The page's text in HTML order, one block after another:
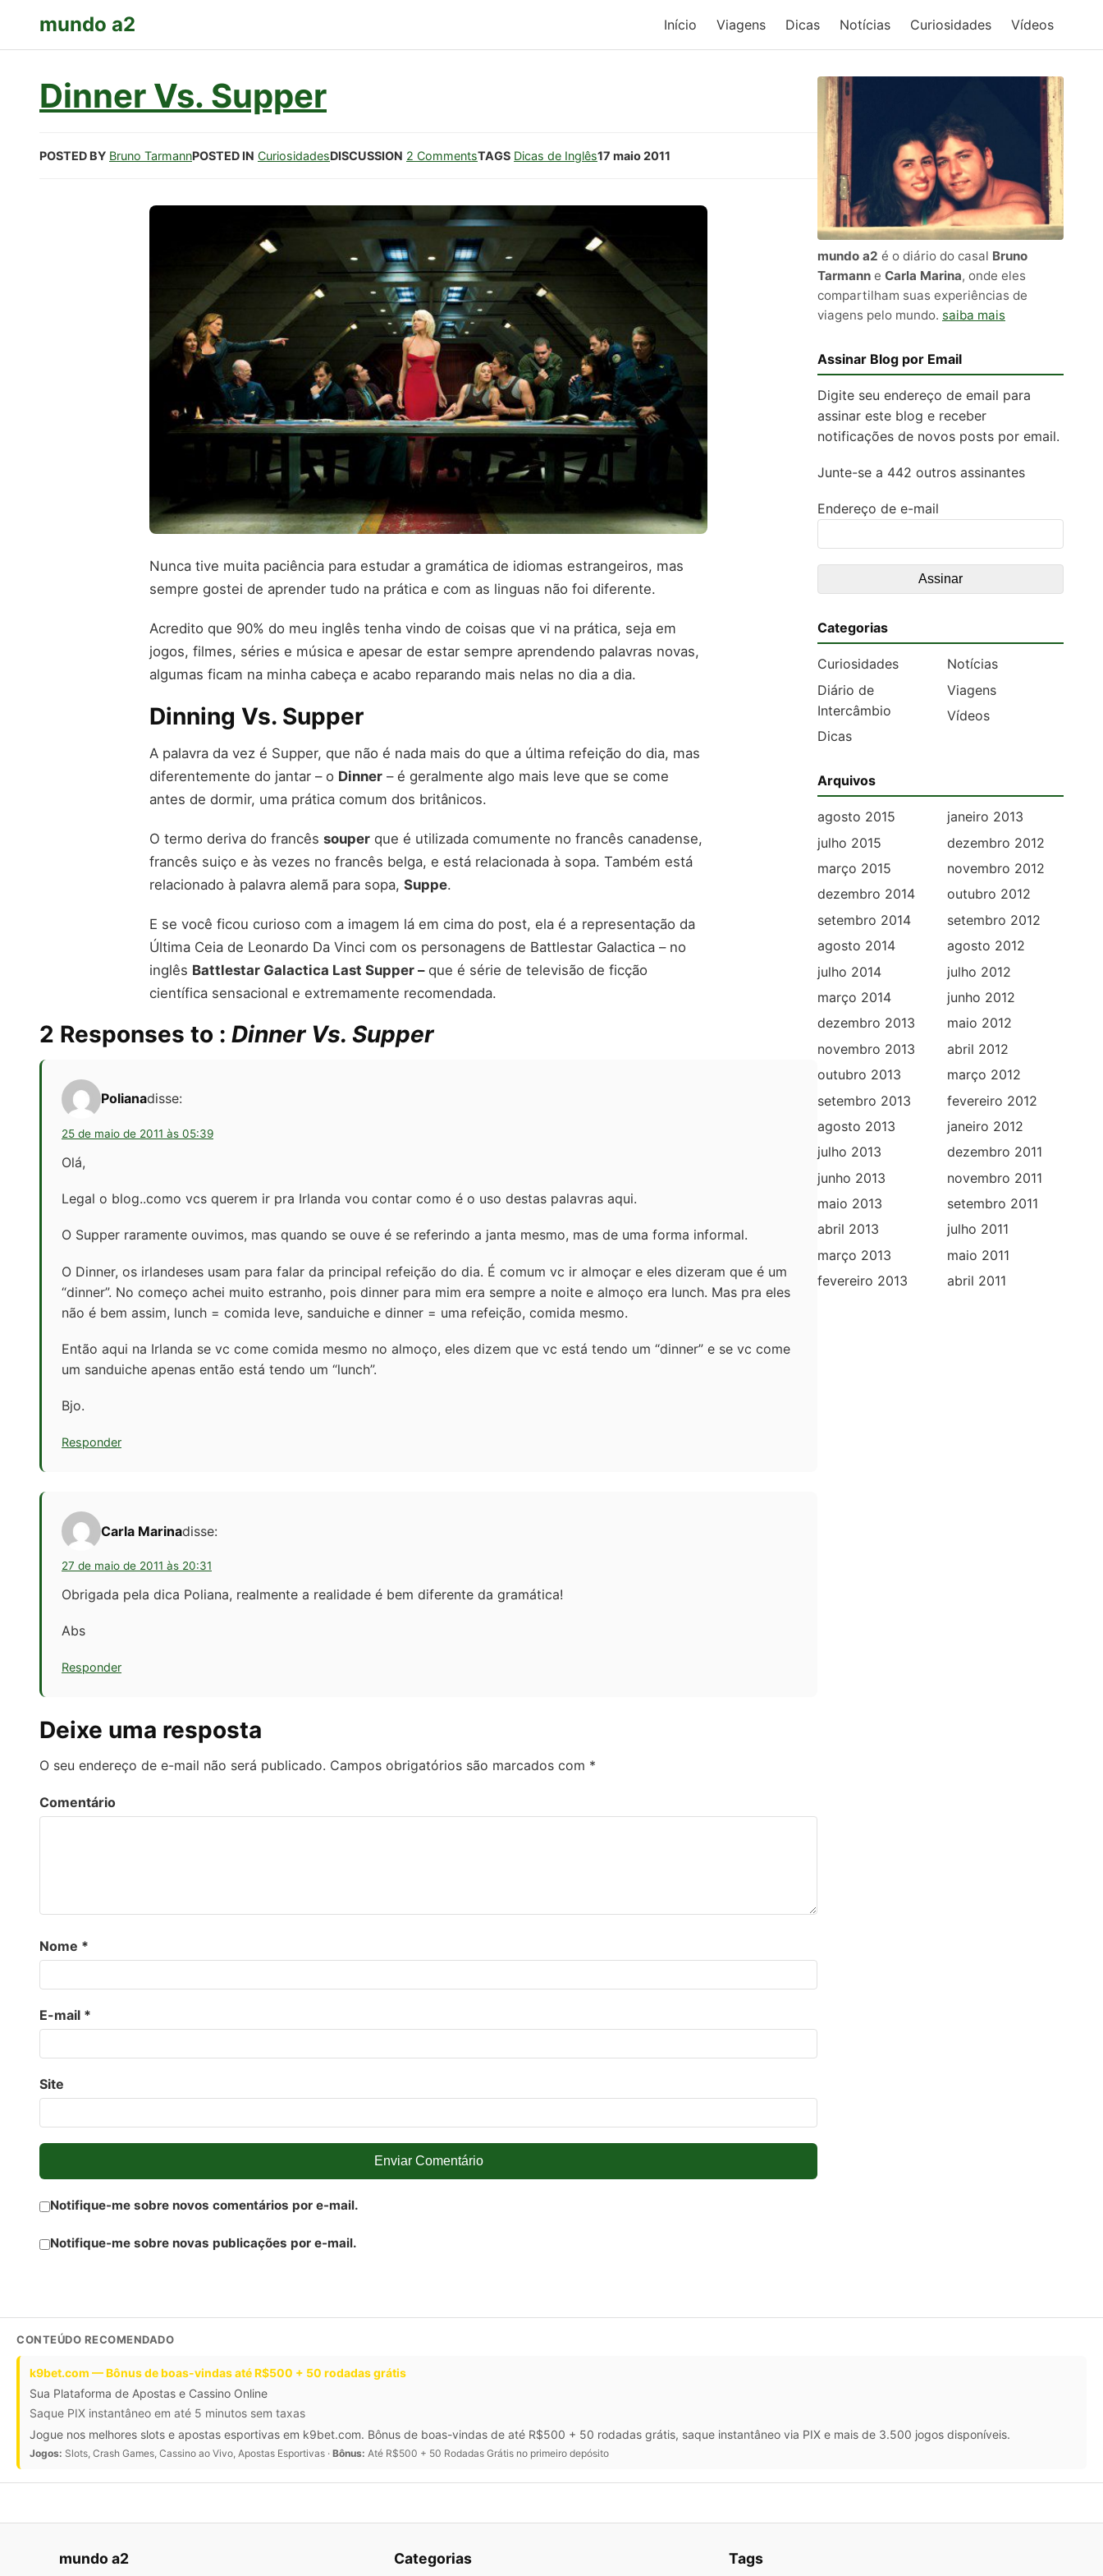
mundo a2 Início Viagens Dicas Notícias Curiosidades Vídeos
Dinner Vs. Supper
POSTED BY Bruno TarmannPOSTED IN CuriosidadesDISCUSSION 2 CommentsTAGS Dicas de Inglês17 maio 2011
Nunca tive muita paciência para estudar a gramática de idiomas estrangeiros, mas
sempre gostei de aprender tudo na prática e com as linguas não foi diferente.
Acredito que 90% do meu inglês tenha vindo de coisas que vi na prática, seja em
jogos, filmes, séries e música e apesar de estar sempre aprendendo palavras novas,
algumas ficam na minha cabeça e acabo reparando mais nelas no dia a dia.
Dinning Vs. Supper
A palavra da vez é Supper, que não é nada mais do que a última refeição do dia, mas
diferentemente do jantar – o Dinner – é geralmente algo mais leve que se come
antes de dormir, uma prática comum dos britânicos.
O termo deriva do francês souper que é utilizada comumente no francês canadense,
francês suiço e às vezes no francês belga, e está relacionada à sopa. Também está
relacionado à palavra alemã para sopa, Suppe.
E se você ficou curioso com a imagem lá em cima do post, ela é a representação da
Última Ceia de Leonardo Da Vinci com os personagens de Battlestar Galactica – no
inglês Battlestar Galactica Last Supper –que é série de televisão de ficção
científica sensacional e extremamente recomendada.
2 Responses to : Dinner Vs. Supper
Polianadisse:
25 de maio de 2011 às 05:39
Olá,
Legal o blog..como vcs querem ir pra Irlanda vou contar como é o uso destas palavras aqui.
O Supper raramente ouvimos, mas quando se ouve é se referindo a janta mesmo, mas de uma forma informal.
O Dinner, os irlandeses usam para falar da principal refeição do dia. É comum vc ir almoçar e eles dizeram que é um
“dinner”. No começo achei muito estranho, pois dinner para mim era sempre a noite e almoço era lunch. Mas pra eles
não é bem assim, lunch = comida leve, sanduiche e dinner = uma refeição, comida mesmo.
Então aqui na Irlanda se vc come comida mesmo no almoço, eles dizem que vc está tendo um “dinner” e se vc come
um sanduiche apenas então está tendo um “lunch”.
Bjo.
Responder
Carla Marinadisse:
27 de maio de 2011 às 20:31
Obrigada pela dica Poliana, realmente a realidade é bem diferente da gramática!
Abs
Responder
Deixe uma resposta
O seu endereço de e-mail não será publicado. Campos obrigatórios são marcados com *
Comentário
Nome *
E-mail *
Site
Notifique-me sobre novos comentários por e-mail.
Notifique-me sobre novas publicações por e-mail.
mundo a2 é o diário do casal Bruno
Tarmann e Carla Marina, onde eles
compartilham suas experiências de
viagens pelo mundo. saiba mais
Assinar Blog por Email
Digite seu endereço de email para
assinar este blog e receber
notificações de novos posts por email.
Junte-se a 442 outros assinantes
Endereço de e-mail
Categorias
Curiosidades
Diário de
Intercâmbio
Dicas
Notícias
Viagens
Vídeos
Arquivos
agosto 2015
julho 2015
março 2015
dezembro 2014
setembro 2014
agosto 2014
julho 2014
março 2014
dezembro 2013
novembro 2013
outubro 2013
setembro 2013
agosto 2013
julho 2013
junho 2013
maio 2013
abril 2013
março 2013
fevereiro 2013
janeiro 2013
dezembro 2012
novembro 2012
outubro 2012
setembro 2012
agosto 2012
julho 2012
junho 2012
maio 2012
abril 2012
março 2012
fevereiro 2012
janeiro 2012
dezembro 2011
novembro 2011
setembro 2011
julho 2011
maio 2011
abril 2011
CONTEÚDO RECOMENDADO
k9bet.com — Bônus de boas-vindas até R$500 + 50 rodadas grátis
Sua Plataforma de Apostas e Cassino Online
Saque PIX instantâneo em até 5 minutos sem taxas
Jogue nos melhores slots e apostas esportivas em k9bet.com. Bônus de boas-vindas de até R$500 + 50 rodadas grátis, saque instantâneo via PIX e mais de 3.500 jogos disponíveis.
Jogos: Slots, Crash Games, Cassino ao Vivo, Apostas Esportivas · Bônus: Até R$500 + 50 Rodadas Grátis no primeiro depósito
mundo a2 Categorias Tags